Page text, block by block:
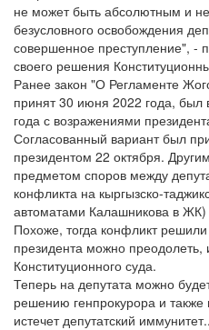
не может быть абсолютным и
безусловного освобождения
совершенное преступление", -
своего решения
Ранее закон "О Регламенте
принят 30 июня 2022 года, был
года с возражениями
Согласованный вариант был
президентом 22 октября.
предметом споров между
конфликта на кыргызско-
автоматами Калашникова в ЖК)
Похоже, тогда конфликт
президента можно
Конституционного суда.
Теперь на депутата можно
решению генпрокурора и также
истечет депутатский